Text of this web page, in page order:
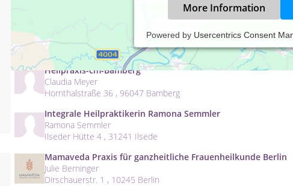
More Information
Powered by Usercentrics Consent
Heilpraxis Simone Vogel
Simone Vogel
Zingel 15 , 31134 Hildesheim
Heilpraxis-cm-Bamberg
Claudia Meyer
Hornthalstraße 36 , 96047 Bamberg
Integrale Heilpraktikerin Ramona Semmler
Ramona Semmler
Ilseder Hütte 4 , 31241 Ilsede
Mamaveda Praxis für ganzheitliche Frauenheilkunde Berlin
Julie Berninger
Dirschauerstr. 1 , 10245 Berlin